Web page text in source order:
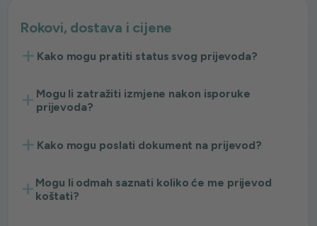
Rokovi, dostava i cijene
Kako mogu pratiti status svog prijevoda?
Mogu li zatražiti izmjene nakon isporuke
prijevoda?
Kako mogu poslati dokument na prijevod?
Mogu li odmah saznati koliko će me prijevod
koštati?